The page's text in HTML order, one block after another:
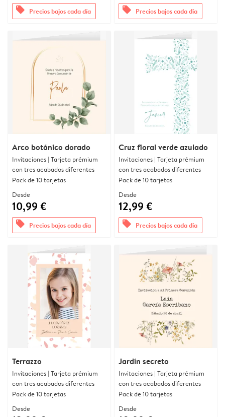
offers Precios bajos cada día offers Precios bajos cada día
Arco botánico dorado
Invitaciones | Tarjeta prémium
con tres acabados diferentes
Pack de 10 tarjetas
Desde
10,99 €
offers Precios bajos cada día
Cruz floral verde azulado
Invitaciones | Tarjeta prémium
con tres acabados diferentes
Pack de 10 tarjetas
Desde
12,99 €
offers Precios bajos cada día
Terrazzo
Invitaciones | Tarjeta prémium
con tres acabados diferentes
Pack de 10 tarjetas
Desde
Jardín secreto
Invitaciones | Tarjeta prémium
con tres acabados diferentes
Pack de 10 tarjetas
Desde